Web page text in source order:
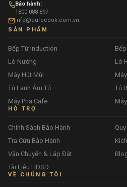
Bảo hành:
1800 088 897
info@eurocook.com.vn
SẢN PHẨM
Bếp Từ Induction
Lò Nướng
Lò
Máy Hút Mùi
Tủ Lạnh Âm Tủ
Tủ
Máy Pha Cafe
HỖ TRỢ
Chính Sách Bảo Hành
Tra Cứu Bảo Hành
Vận Chuyển & Lắp Đặt
Tài Liệu HDSD
VỀ CHÚNG TÔI